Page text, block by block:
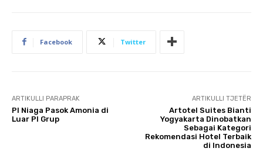
Facebook Twitter
ARTIKULLI PARAPRAK
PI Niaga Pasok Amonia di
Luar PI Grup
ARTIKULLI TJETËR
Artotel Suites Bianti
Yogyakarta Dinobatkan
Sebagai Kategori
Rekomendasi Hotel Terbaik
di Indonesia